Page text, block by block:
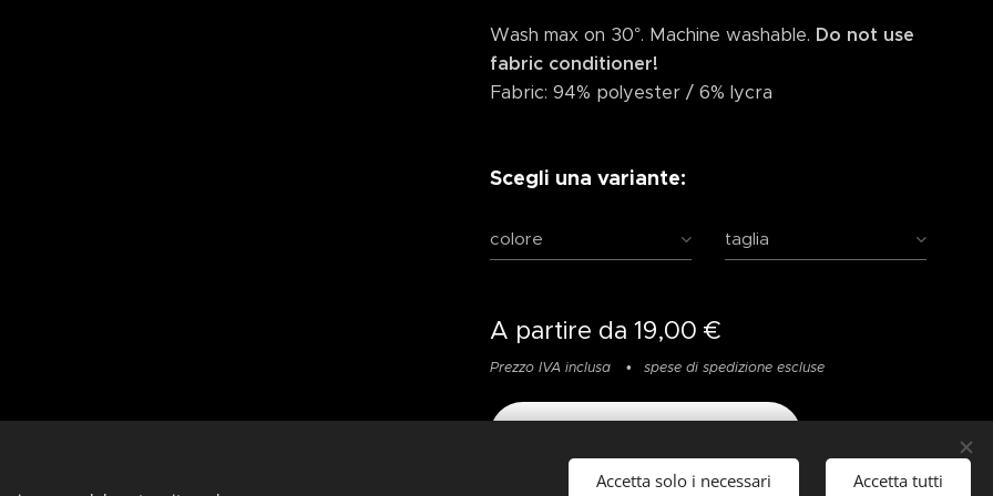
Wash max on 30°. Machine washable. Do not use
fabric conditioner!
Fabric: 94% polyester / 6% lycra
Scegli una variante:
colore taglia
A partire da19,00 €
Prezzo IVA inclusa spese di spedizione escluse
Accetta solo i necessari Accetta tutti